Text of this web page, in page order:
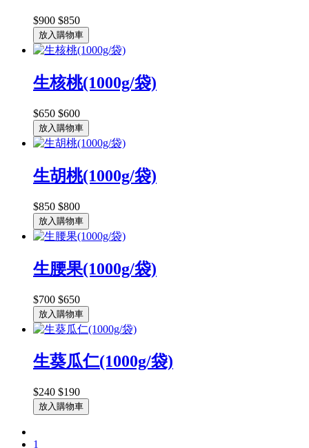
$900 $850
放入購物車
生核桃(1000g/袋)
$650 $600
放入購物車
生胡桃(1000g/袋)
$850 $800
放入購物車
生腰果(1000g/袋)
$700 $650
放入購物車
生葵瓜仁(1000g/袋)
$240 $190
放入購物車
1